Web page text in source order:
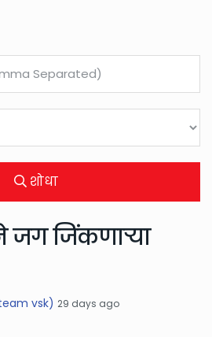
शोधा
जग जिंकणाऱ्या
vsk) 29 days ago